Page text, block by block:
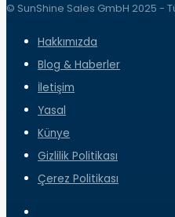
© SunShine Sales GmbH 2025 -
Hakkımızda
Blog & Haberler
İletişim
Yasal
Künye
Gizlilik Politikası
Çerez Politikası